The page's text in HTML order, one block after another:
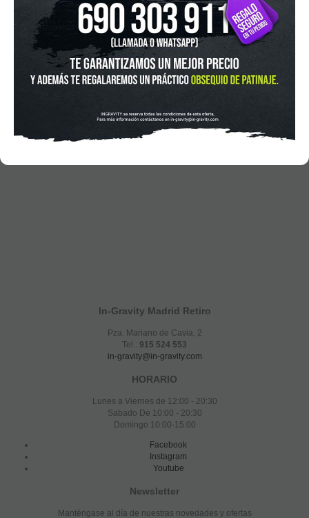
In-Gravity Madrid Retiro
Pza. Mariano de Cavia, 2
Tel.: 915 524 553
in-gravity@in-gravity.com
HORARIO
Lunes a Viernes de 12:00 - 20:30
Sabado De 10:00 - 20:30
Domingo 10:00-15:00
Facebook
Instagram
Youtube
Newsletter
Manténgase al día de nuestras novedades y ofertas